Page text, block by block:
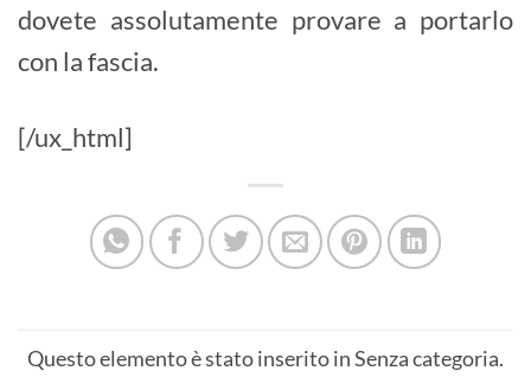
dovete assolutamente provare a portarlo
con la fascia.
[/ux_html]
Questo elemento è stato inserito in Senza categoria.